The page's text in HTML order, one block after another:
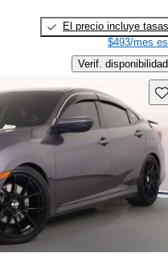
El precio incluye tasas
$493/mes
Verif. disponibilidad